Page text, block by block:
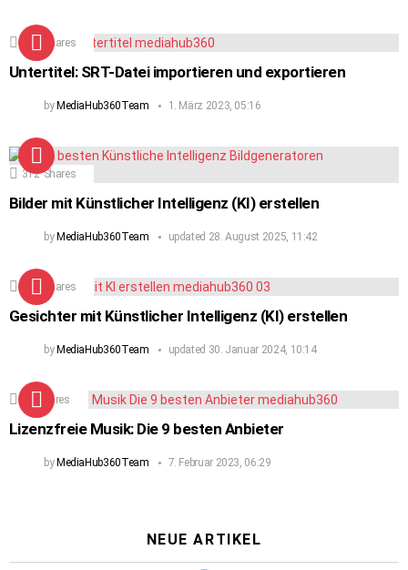
Shares
Untertitel: SRT-Datei importieren und exportieren
byMediaHub360Team 1. März 2023, 05:16
312 Shares
Bilder mit Künstlicher Intelligenz (KI) erstellen
byMediaHub360Team updated 28. August 2025, 11:42
Shares
Gesichter mit Künstlicher Intelligenz (KI) erstellen
byMediaHub360Team updated 30. Januar 2024, 10:14
Shares
Lizenzfreie Musik: Die 9 besten Anbieter
byMediaHub360Team 7. Februar 2023, 06:29
NEUE ARTIKEL